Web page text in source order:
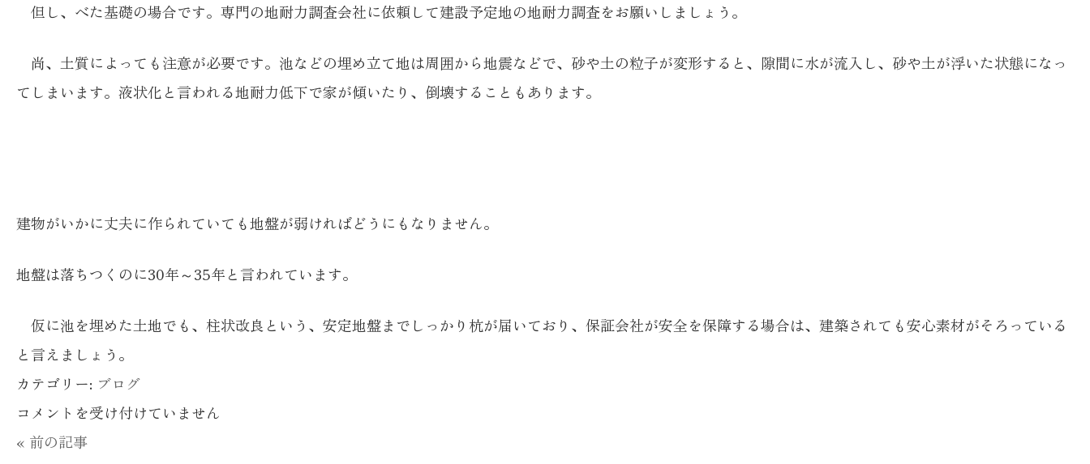
但し、べた基礎の場合です。専門の地耐力調査会社に依頼して建設予定地の地耐力調査をお願いしましょう。
尚、土質によっても注意が必要です。池などの埋め立て地は周囲から地震などで、砂や土の粒子が変形すると、隙間に水が流入し、砂や土が浮いた状態になっ
てしまいます。液状化と言われる地耐力低下で家が傾いたり、倒壊することもあります。
建物がいかに丈夫に作られていても地盤が弱ければどうにもなりません。
地盤は落ちつくのに30年～35年と言われています。
仮に池を埋めた土地でも、柱状改良という、安定地盤までしっかり杭が届いており、保証会社が安全を保障する場合は、建築されても安心素材がそろっている
と言えましょう。
カテゴリー: ブログ
熱
海
コメントを受け付けていません
« 前の記事